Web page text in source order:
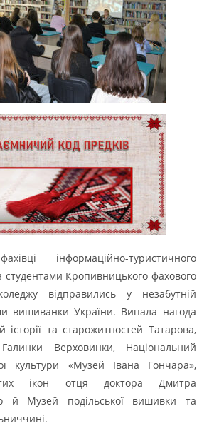
інформаційно-туристичного
студентами Кропивницького фахового
відправились у незабутній
вишиванки України. Випала нагода
історії та старожитностей Татарова,
Верховинки, Національний
культури «Музей Івана Гончара»,
ікон отця доктора Дмитра
й Музей подільської вишивки та